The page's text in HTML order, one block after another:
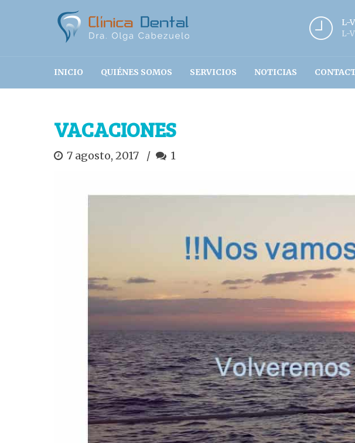
L-
L-
INICIO QUIÉNES SOMOS SERVICIOS NOTICIAS
VACACIONES
7 agosto, 2017 1